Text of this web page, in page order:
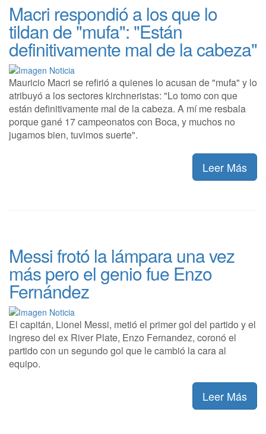
Macri respondió a los que lo
tildan de "mufa": "Están
definitivamente mal de la cabeza"
Mauricio Macri se refirió a quienes lo acusan de "mufa" y lo
atribuyó a los sectores kirchneristas: "Lo tomo con que
están definitivamente mal de la cabeza. A mí me resbala
porque gané 17 campeonatos con Boca, y muchos no
jugamos bien, tuvimos suerte".
Leer Más
Messi frotó la lámpara una vez
más pero el genio fue Enzo
Fernández
El capitán, Lionel Messi, metió el primer gol del partido y el
ingreso del ex River Plate, Enzo Fernandez, coronó el
partido con un segundo gol que le cambió la cara al
equipo.
Leer Más